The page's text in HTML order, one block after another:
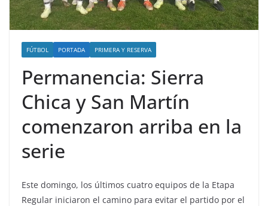
FÚTBOL PORTADA PRIMERA Y RESERVA
Permanencia: Sierra
Chica y San Martín
comenzaron arriba en la
serie
Este domingo, los últimos cuatro equipos de la Etapa
Regular iniciaron el camino para evitar el partido por el